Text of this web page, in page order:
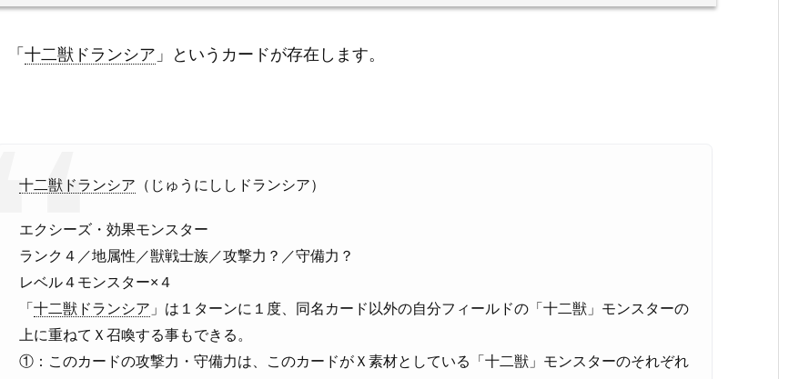
「 十二獣ドランシア 」というカードが存在します。
十二獣ドランシア （じゅうにししドランシア）
エクシーズ・効果モンスター
ランク４／地属性／獣戦士族／攻撃力？／守備力？
レベル４モンスター×４
「 十二獣ドランシア 」は１ターンに１度、同名カード以外の自分フィールドの「十二獣」モンスターの
上に重ねてＸ召喚する事もできる。
①：このカードの攻撃力・守備力は、このカードがＸ素材としている「十二獣」モンスターのそれぞれ